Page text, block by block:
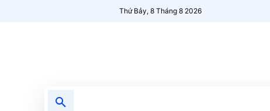
Thứ Bảy, 8 Tháng 8 2026